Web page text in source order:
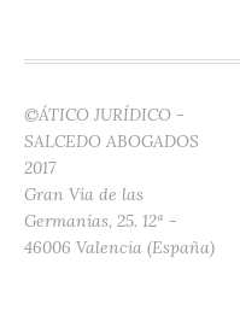
©ÁTICO JURÍDICO -
SALCEDO ABOGADOS
2017
Gran Vía de las
Germanías, 25. 12ª -
46006 Valencia (España)